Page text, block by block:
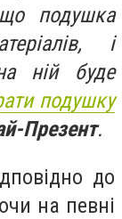
подушка
і
ній буде
подушку
Презент.
до
на певні